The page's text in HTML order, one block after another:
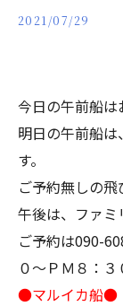
2021/07/29
今日の午前船は
明日の午前船
す。
ご予約無しの飛
午後は、ファミ
ご予約は090-
０～ＰＭ８：３
●マルイカ船●